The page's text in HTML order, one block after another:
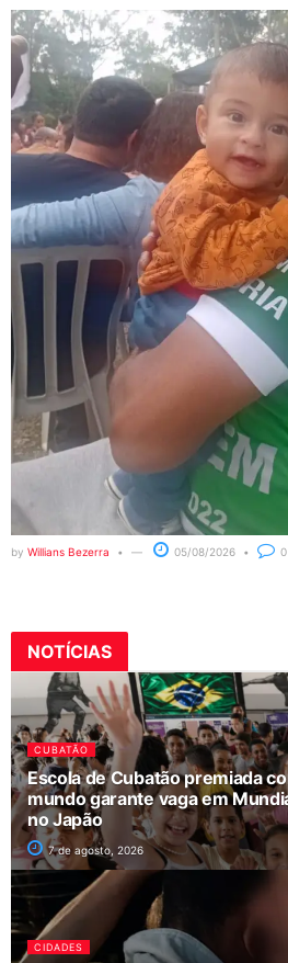
by Willians Bezerra 05/08/2026 0
NOTÍCIAS
CUBATÃO
Escola de Cubatão premiada
mundo garante vaga em
no Japão
7 de agosto, 2026
CIDADES